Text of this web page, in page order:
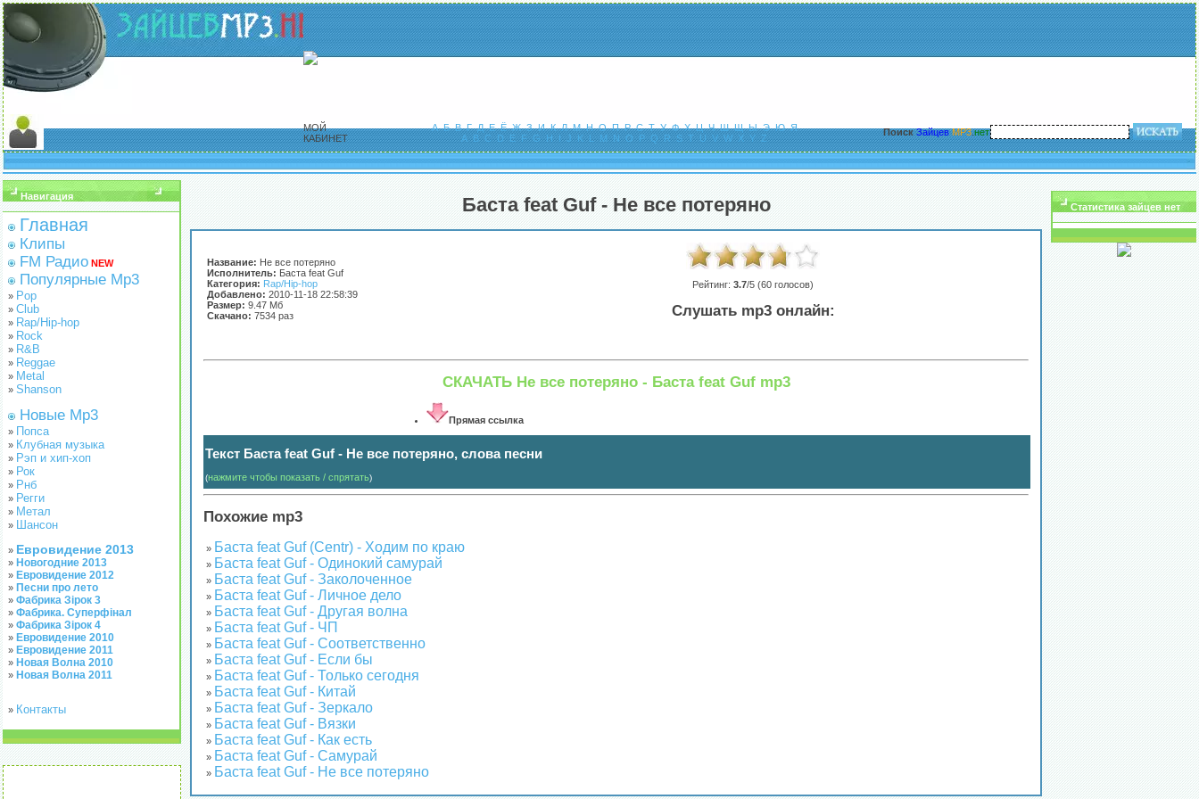
МОЙ
КАБИНЕТ
А Б В Г Д Е Ё Ж З И К Л М Н О П Р С Т У Ф Х Ц Ч Ш Щ Ы Э Ю Я
A B C D E F G H I J K L M N O P Q R S T U V W X Y Z
Поиск Зайцев MP3.нет
Навигация
Главная
Клипы
FM Радио NEW
Популярные Mp3
» Pop
» Club
» Rap/Hip-hop
» Rock
» R&B
» Reggae
» Metal
» Shanson
Новые Mp3
» Попса
» Клубная музыка
» Рэп и хип-хоп
» Рок
» Рнб
» Регги
» Метал
» Шансон
» Евровидение 2013
» Новогодние 2013
» Евровидение 2012
» Песни про лето
» Фабрика Зірок 3
» Фабрика. Суперфінал
» Фабрика Зірок 4
» Евровидение 2010
» Евровидение 2011
» Новая Волна 2010
» Новая Волна 2011
» Контакты
Баста feat Guf - Не все потеряно
Название: Не все потеряно
Исполнитель: Баста feat Guf
Категория: Rap/Hip-hop
Добавлено: 2010-11-18 22:58:39
Размер: 9.47 Мб
Скачано: 7534 раз
Рейтинг: 3.7/5 (60 голосов)
Слушать mp3 онлайн:
СКАЧАТЬ Не все потеряно - Баста feat Guf mp3
Прямая ссылка
Текст Баста feat Guf - Не все потеряно, слова песни
(нажмите чтобы показать / спрятать)
Похожие mp3
» Баста feat Guf (Centr) - Ходим по краю
» Баста feat Guf - Одинокий самурай
» Баста feat Guf - Заколоченное
» Баста feat Guf - Личное дело
» Баста feat Guf - Другая волна
» Баста feat Guf - ЧП
» Баста feat Guf - Соответственно
» Баста feat Guf - Если бы
» Баста feat Guf - Только сегодня
» Баста feat Guf - Китай
» Баста feat Guf - Зеркало
» Баста feat Guf - Вязки
» Баста feat Guf - Как есть
» Баста feat Guf - Самурай
» Баста feat Guf - Не все потеряно
Статистика зайцев нет